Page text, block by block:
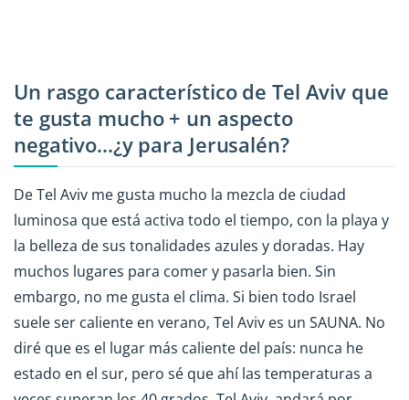
Un rasgo característico de Tel Aviv que
te gusta mucho + un aspecto
negativo...¿y para Jerusalén?
De Tel Aviv me gusta mucho la mezcla de ciudad
luminosa que está activa todo el tiempo, con la playa y
la belleza de sus tonalidades azules y doradas. Hay
muchos lugares para comer y pasarla bien. Sin
embargo, no me gusta el clima. Si bien todo Israel
suele ser caliente en verano, Tel Aviv es un SAUNA. No
diré que es el lugar más caliente del país: nunca he
estado en el sur, pero sé que ahí las temperaturas a